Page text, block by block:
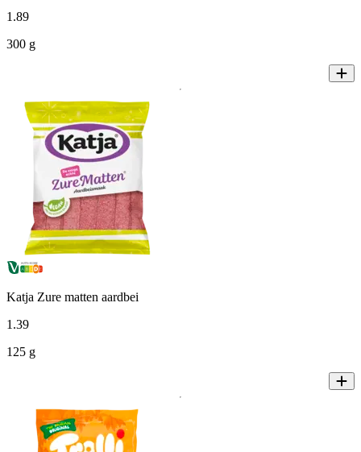
1.89
300 g
Katja Zure matten aardbei
1.39
125 g